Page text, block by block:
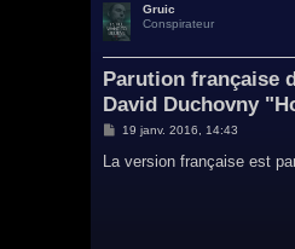
Gruic
Conspirateur
Parution française
David Duchovny
M
s
19 janv. 2016, 14:43
La version française est